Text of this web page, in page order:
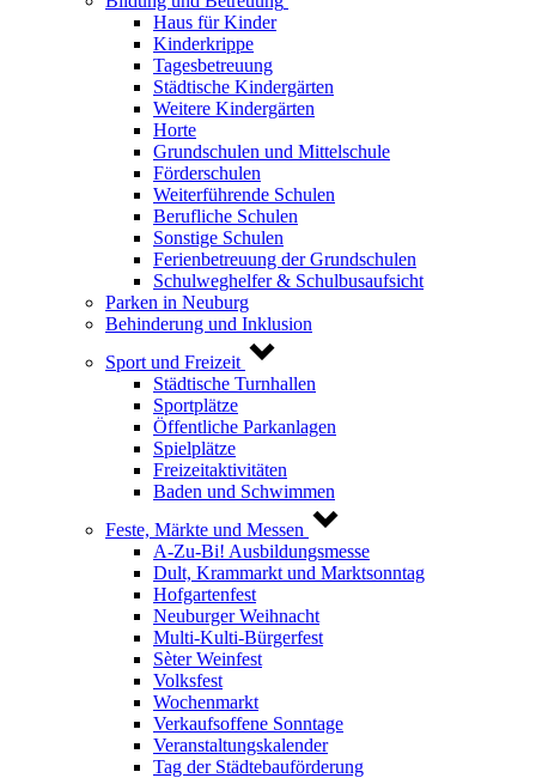
Haus für Kinder
Kinderkrippe
Tagesbetreuung
Städtische Kindergärten
Weitere Kindergärten
Horte
Grundschulen und Mittelschule
Förderschulen
Weiterführende Schulen
Berufliche Schulen
Sonstige Schulen
Ferienbetreuung der Grundschulen
Schulweghelfer & Schulbusaufsicht
Parken in Neuburg
Behinderung und Inklusion
Sport und Freizeit
Städtische Turnhallen
Sportplätze
Öffentliche Parkanlagen
Spielplätze
Freizeitaktivitäten
Baden und Schwimmen
Feste, Märkte und Messen
A-Zu-Bi! Ausbildungsmesse
Dult, Krammarkt und Marktsonntag
Hofgartenfest
Neuburger Weihnacht
Multi-Kulti-Bürgerfest
Sèter Weinfest
Volksfest
Wochenmarkt
Verkaufsoffene Sonntage
Veranstaltungskalender
Tag der Städtebauförderung